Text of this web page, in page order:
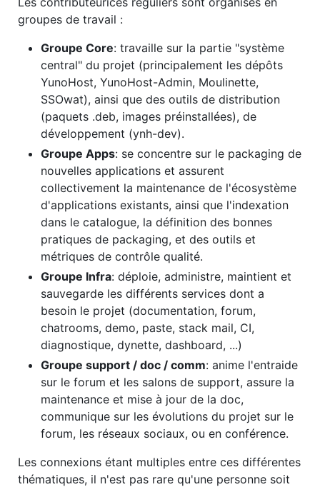
groupes de travail :
Groupe Core: travaille sur la partie "système
central" du projet (principalement les dépôts
YunoHost, YunoHost-Admin, Moulinette,
SSOwat), ainsi que des outils de distribution
(paquets .deb, images préinstallées), de
développement (ynh-dev).
Groupe Apps: se concentre sur le packaging de
nouvelles applications et assurent
collectivement la maintenance de l'écosystème
d'applications existants, ainsi que l'indexation
dans le catalogue, la définition des bonnes
pratiques de packaging, et des outils et
métriques de contrôle qualité.
Groupe Infra: déploie, administre, maintient et
sauvegarde les différents services dont a
besoin le projet (documentation, forum,
chatrooms, demo, paste, stack mail, CI,
diagnostique, dynette, dashboard, ...)
Groupe support / doc / comm: anime l'entraide
sur le forum et les salons de support, assure la
maintenance et mise à jour de la doc,
communique sur les évolutions du projet sur le
forum, les réseaux sociaux, ou en conférence.
Les connexions étant multiples entre ces différentes
thématiques, il n'est pas rare qu'une personne soit